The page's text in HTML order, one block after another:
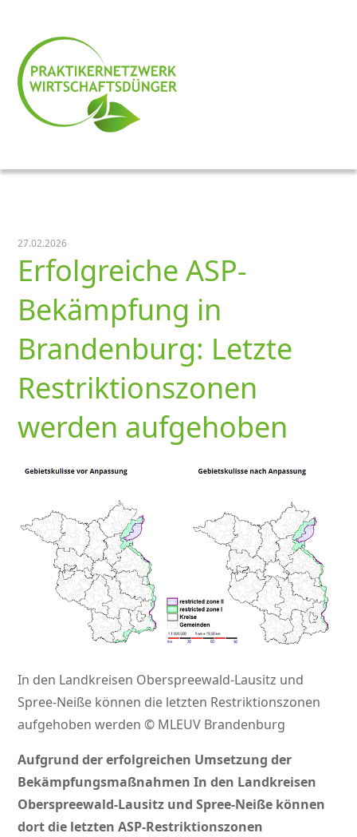
27.02.2026
Erfolgreiche ASP-
Bekämpfung in
Brandenburg: Letzte
Restriktionszonen
werden aufgehoben
In den Landkreisen Oberspreewald-Lausitz und
Spree-Neiße können die letzten Restriktionszonen
aufgehoben werden © MLEUV Brandenburg
Aufgrund der erfolgreichen Umsetzung der
Bekämpfungsmaßnahmen In den Landkreisen
Oberspreewald-Lausitz und Spree-Neiße können
dort die letzten ASP-Restriktionszonen